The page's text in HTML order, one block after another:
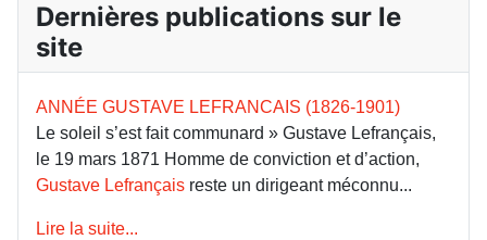
Dernières publications sur le
site
ANNÉE GUSTAVE LEFRANCAIS (1826-1901)
Le soleil s’est fait communard » Gustave Lefrançais,
le 19 mars 1871 Homme de conviction et d’action,
Gustave Lefrançais reste un dirigeant méconnu...
Lire la suite...